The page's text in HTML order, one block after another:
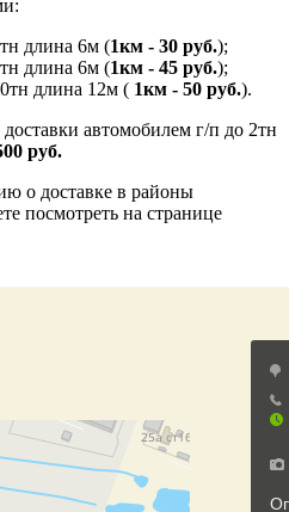
длина 6м (1км - 30 руб.);
длина 6м (1км - 45 руб.);
длина 12м ( 1км - 50 руб.).
автомобилем г/п до 2тн
руб.
о доставке в районы
посмотреть на странице